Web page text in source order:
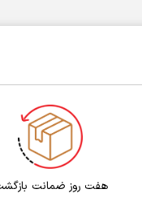
هفت روز ضمانت